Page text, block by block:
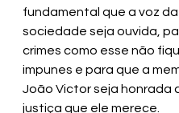
fundamental que a voz da
sociedade seja ouvida,
crimes como esse não
impunes e para que a
João Victor seja honrada
justiça que ele merece.